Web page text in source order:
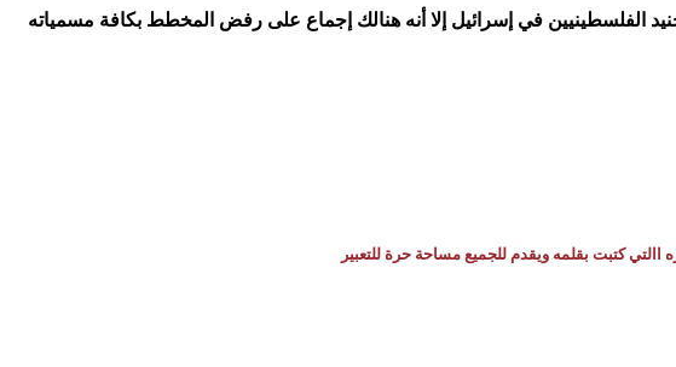
كتبت بقلمه ويقدم للجميع مساحة حرة للتعبير